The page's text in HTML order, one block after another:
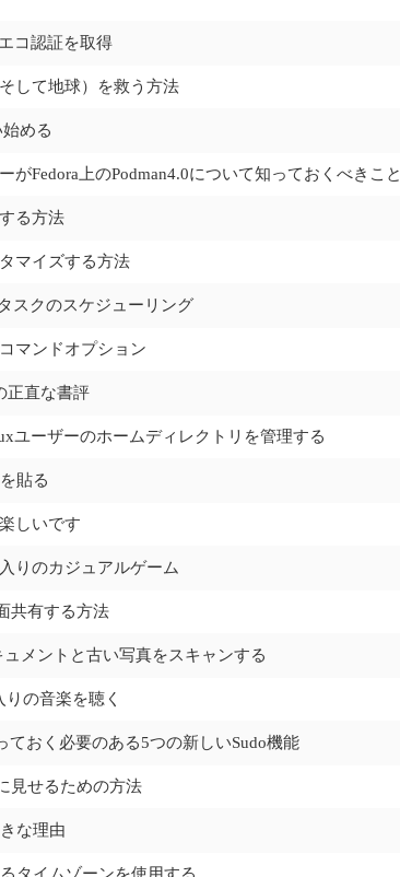
コ認証を取得
して地球）を救う方法
める
がFedora上のPodman4.0について知っておくべきこと
る方法
マイズする方法
スクのスケジューリング
マンドオプション
正直な書評
ユーザーのホームディレクトリを管理する
貼る
しいです
りのカジュアルゲーム
共有する方法
メントと古い写真をスキャンする
の音楽を聴く
ておく必要のある5つの新しいsudo機能
見せるための方法
な理由